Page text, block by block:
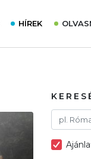
HÍREK